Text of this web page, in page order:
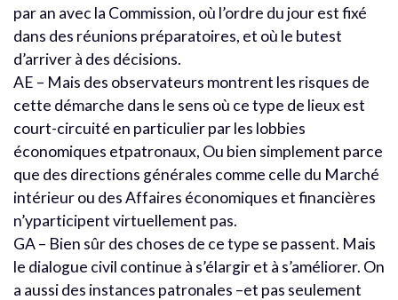
par an avec la Commission, où l’ordre du jour est fixé
dans des réunions préparatoires, et où le butest
d’arriver à des décisions.
AE – Mais des observateurs montrent les risques de
cette démarche dans le sens où ce type de lieux est
court-circuité en particulier par les lobbies
économiques etpatronaux, Ou bien simplement parce
que des directions générales comme celle du Marché
intérieur ou des Affaires économiques et financières
n’yparticipent virtuellement pas.
GA – Bien sûr des choses de ce type se passent. Mais
le dialogue civil continue à s’élargir et à s’améliorer. On
a aussi des instances patronales –et pas seulement